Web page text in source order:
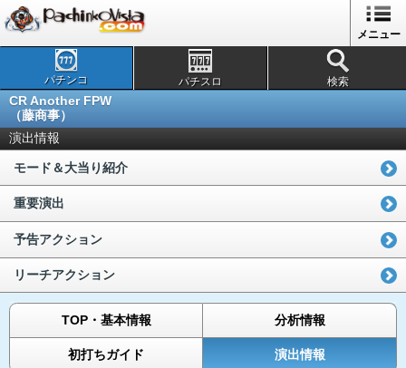
メニュー
パチンコ パチスロ 検索
CR Another FPW
（藤商事）
演出情報
モード＆大当り紹介
重要演出
予告アクション
リーチアクション
TOP・基本情報 分析情報
初打ちガイド 演出情報